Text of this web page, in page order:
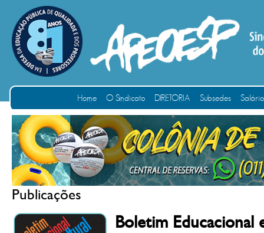
Home O Sindicato DIRETORIA Subsedes
Publicações
Boletim Educacional